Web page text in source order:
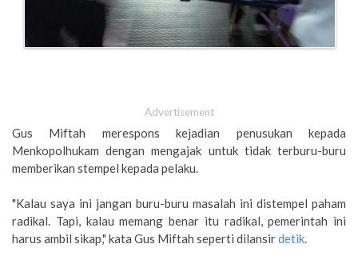
Advertisement
Gus Miftah merespons kejadian penusukan kepada
Menkopolhukam dengan mengajak untuk tidak terburu-buru
memberikan stempel kepada pelaku.
"Kalau saya ini jangan buru-buru masalah ini distempel paham
radikal. Tapi, kalau memang benar itu radikal, pemerintah ini
harus ambil sikap," kata Gus Miftah seperti dilansirdetik.